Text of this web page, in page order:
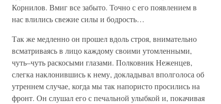
Корнилов. Вмиг все забыто. Точно с его появлением в
нас влились свежие силы и бодрость…
Так же медленно он прошел вдоль строя, внимательно
всматриваясь в лицо каждому своими утомленными,
чуть–чуть раскосыми глазами. Полковник Неженцев,
слегка наклонившись к нему, докладывал вполголоса об
утреннем случае, когда мы так напористо просились на
фронт. Он слушал его с печальной улыбкой и, покачивая